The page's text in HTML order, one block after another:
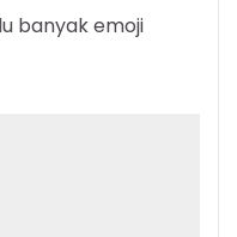
banyak emoji